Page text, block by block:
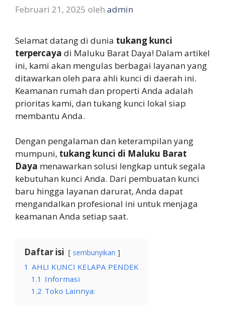
Februari 21, 2025 oleh admin
Selamat datang di dunia tukang kunci
terpercaya di Maluku Barat Daya! Dalam artikel
ini, kami akan mengulas berbagai layanan yang
ditawarkan oleh para ahli kunci di daerah ini.
Keamanan rumah dan properti Anda adalah
prioritas kami, dan tukang kunci lokal siap
membantu Anda.
Dengan pengalaman dan keterampilan yang
mumpuni, tukang kunci di Maluku Barat
Daya menawarkan solusi lengkap untuk segala
kebutuhan kunci Anda. Dari pembuatan kunci
baru hingga layanan darurat, Anda dapat
mengandalkan profesional ini untuk menjaga
keamanan Anda setiap saat.
Daftar isi sembunyikan
1 AHLI KUNCI KELAPA PENDEK
1.1 Informasi
1.2 Toko Lainnya: